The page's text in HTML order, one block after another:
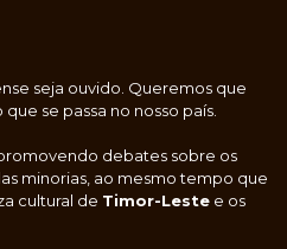
seja ouvido. Queremos que
se passa no nosso país.
debates sobre os
minorias, ao mesmo tempo que
cultural de Timor-Leste e os